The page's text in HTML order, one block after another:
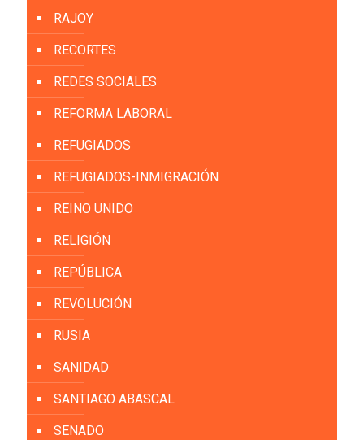
RAJOY
RECORTES
REDES SOCIALES
REFORMA LABORAL
REFUGIADOS
REFUGIADOS-INMIGRACIÓN
REINO UNIDO
RELIGIÓN
REPÚBLICA
REVOLUCIÓN
RUSIA
SANIDAD
SANTIAGO ABASCAL
SENADO